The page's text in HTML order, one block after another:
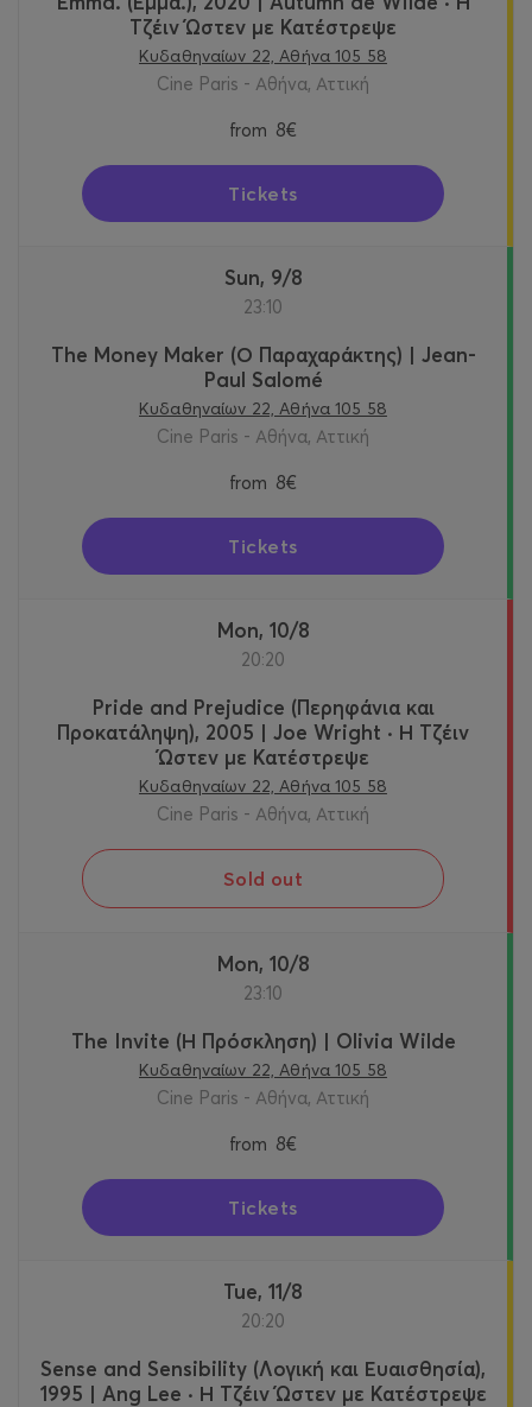
Τζέιν Ώστεν με Κατέστρεψε
Κυδαθηναίων 22, Αθήνα 105 58
Cine Paris - Αθήνα, Αττική
from 8€
Tickets
Sun, 9/8
23:10
The Money Maker (Ο Παραχαράκτης) | Jean-
Paul Salomé
Κυδαθηναίων 22, Αθήνα 105 58
Cine Paris - Αθήνα, Αττική
from 8€
Tickets
Mon, 10/8
20:20
Pride and Prejudice (Περηφάνια και
Προκατάληψη), 2005 | Joe Wright · Η Τζέιν
Ώστεν με Κατέστρεψε
Κυδαθηναίων 22, Αθήνα 105 58
Cine Paris - Αθήνα, Αττική
Sold out
Mon, 10/8
23:10
The Invite (Η Πρόσκληση) | Olivia Wilde
Κυδαθηναίων 22, Αθήνα 105 58
Cine Paris - Αθήνα, Αττική
from 8€
Tickets
Tue, 11/8
20:20
Sense and Sensibility (Λογική και Ευαισθησία),
1995 | Ang Lee · Η Τζέιν Ώστεν με Κατέστρεψε